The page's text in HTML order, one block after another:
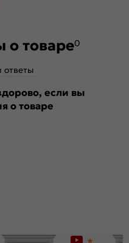
о товаре0
ответы
если вы
о товаре